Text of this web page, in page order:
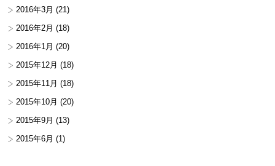
2016年3月 (21)
2016年2月 (18)
2016年1月 (20)
2015年12月 (18)
2015年11月 (18)
2015年10月 (20)
2015年9月 (13)
2015年6月 (1)